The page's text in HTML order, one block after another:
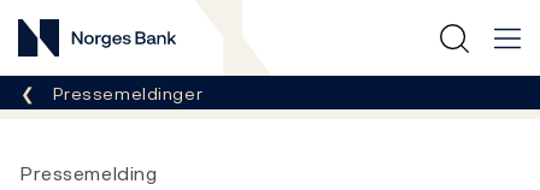
Norges Bank
Her er du nå:
Pressemeldinger
Pressemelding